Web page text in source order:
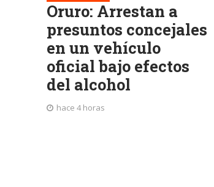
Oruro: Arrestan a
presuntos concejales
en un vehículo
oficial bajo efectos
del alcohol
hace 4 horas